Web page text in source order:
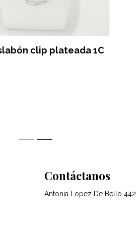
clip plateada 1C
Contáctanos
Antonia Lopez De Bello 442,